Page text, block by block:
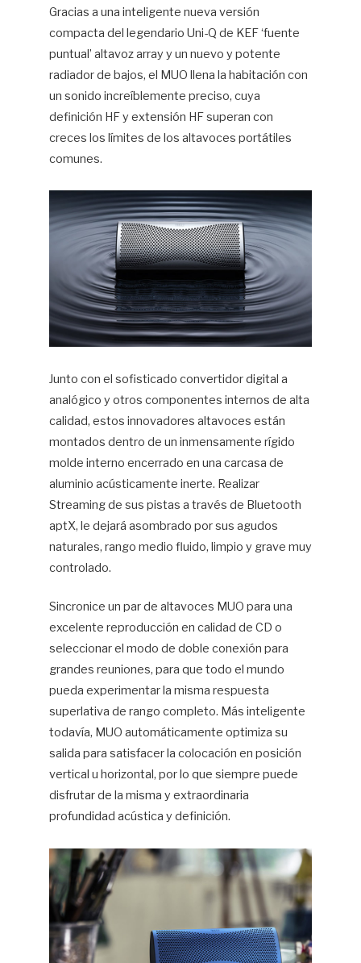
Gracias a una inteligente nueva versión
compacta del legendario Uni-Q de KEF ‘fuente
puntual’ altavoz array y un nuevo y potente
radiador de bajos, el MUO llena la habitación con
un sonido increíblemente preciso, cuya
definición HF y extensión HF superan con
creces los límites de los altavoces portátiles
comunes.
Junto con el sofisticado convertidor digital a
analógico y otros componentes internos de alta
calidad, estos innovadores altavoces están
montados dentro de un inmensamente rígido
molde interno encerrado en una carcasa de
aluminio acústicamente inerte. Realizar
Streaming de sus pistas a través de Bluetooth
aptX, le dejará asombrado por sus agudos
naturales, rango medio fluido, limpio y grave muy
controlado.
Sincronice un par de altavoces MUO para una
excelente reproducción en calidad de CD o
seleccionar el modo de doble conexión para
grandes reuniones, para que todo el mundo
pueda experimentar la misma respuesta
superlativa de rango completo. Más inteligente
todavía, MUO automáticamente optimiza su
salida para satisfacer la colocación en posición
vertical u horizontal, por lo que siempre puede
disfrutar de la misma y extraordinaria
profundidad acústica y definición.